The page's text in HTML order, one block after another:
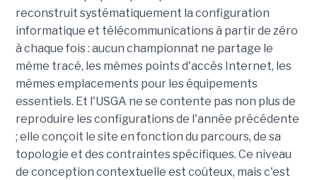
reconstruit systématiquement la configuration
informatique et télécommunications à partir de zéro
à chaque fois : aucun championnat ne partage le
même tracé, les mêmes points d'accès Internet, les
mêmes emplacements pour les équipements
essentiels. Et l'USGA ne se contente pas non plus de
reproduire les configurations de l'année précédente
; elle conçoit le site en fonction du parcours, de sa
topologie et des contraintes spécifiques. Ce niveau
de conception contextuelle est coûteux, mais c'est